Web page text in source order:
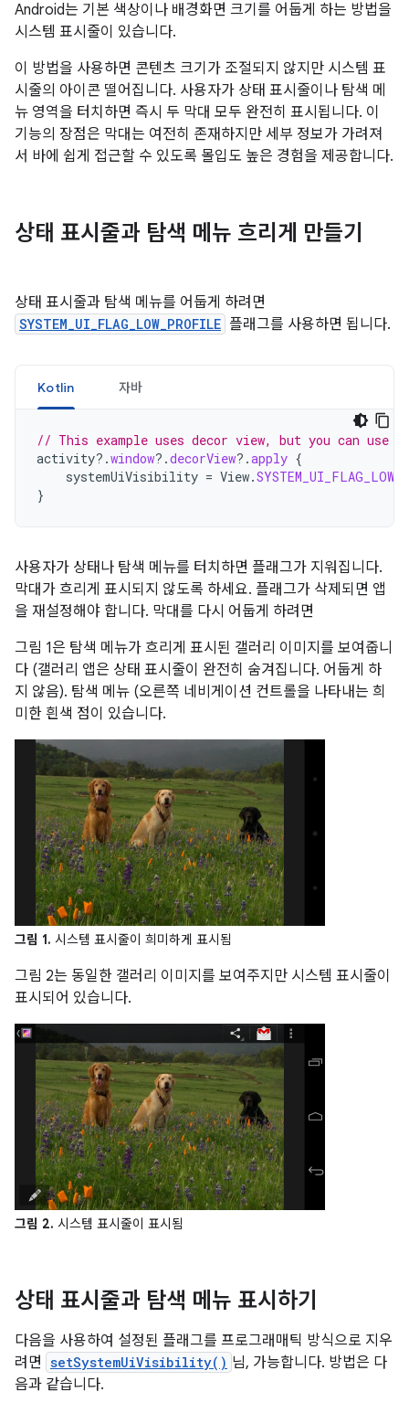
Android는 기본 색상이나 배경화면 크기를 어둡게 하는 방법을
시스템 표시줄이 있습니다.
이 방법을 사용하면 콘텐츠 크기가 조절되지 않지만 시스템 표
시줄의 아이콘 떨어집니다. 사용자가 상태 표시줄이나 탐색 메
뉴 영역을 터치하면 즉시 두 막대 모두 완전히 표시됩니다. 이
기능의 장점은 막대는 여전히 존재하지만 세부 정보가 가려져
서 바에 쉽게 접근할 수 있도록 몰입도 높은 경험을 제공합니다.
상태 표시줄과 탐색 메뉴 흐리게 만들기
상태 표시줄과 탐색 메뉴를 어둡게 하려면
SYSTEM_UI_FLAG_LOW_PROFILE 플래그를 사용하면 됩니다.
Kotlin 자바
// This example uses decor view, but you can use
activity?.window?.decorView?.apply {
systemUiVisibility = View.
}
사용자가 상태나 탐색 메뉴를 터치하면 플래그가 지워집니다.
막대가 흐리게 표시되지 않도록 하세요. 플래그가 삭제되면 앱
을 재설정해야 합니다. 막대를 다시 어둡게 하려면
그림 1은 탐색 메뉴가 흐리게 표시된 갤러리 이미지를 보여줍니
다 (갤러리 앱은 상태 표시줄이 완전히 숨겨집니다. 어둡게 하
지 않음). 탐색 메뉴 (오른쪽 네비게이션 컨트롤을 나타내는 희
미한 흰색 점이 있습니다.
그림 1. 시스템 표시줄이 희미하게 표시됨
그림 2는 동일한 갤러리 이미지를 보여주지만 시스템 표시줄이
표시되어 있습니다.
그림 2. 시스템 표시줄이 표시됨
상태 표시줄과 탐색 메뉴 표시하기
다음을 사용하여 설정된 플래그를 프로그래매틱 방식으로 지우
려면 setSystemUiVisibility() 님, 가능합니다. 방법은 다
음과 같습니다.